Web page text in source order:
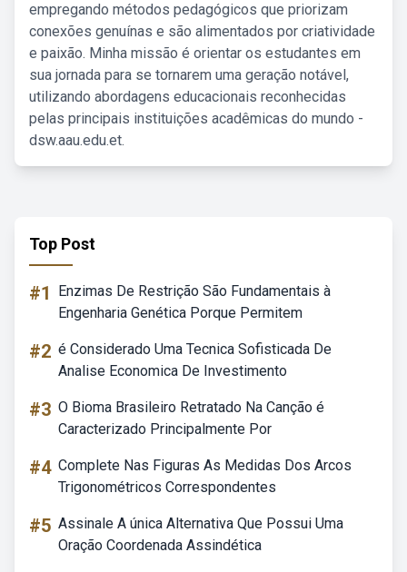
empregando métodos pedagógicos que priorizam
conexões genuínas e são alimentados por criatividade
e paixão. Minha missão é orientar os estudantes em
sua jornada para se tornarem uma geração notável,
utilizando abordagens educacionais reconhecidas
pelas principais instituições acadêmicas do mundo -
dsw.aau.edu.et.
Top Post
#1
Enzimas De Restrição São Fundamentais à
Engenharia Genética Porque Permitem
#2 é Considerado Uma Tecnica Sofisticada De
Analise Economica De Investimento
#3 O Bioma Brasileiro Retratado Na Canção é
Caracterizado Principalmente Por
#4 Complete Nas Figuras As Medidas Dos Arcos
Trigonométricos Correspondentes
#5 Assinale A única Alternativa Que Possui Uma
Oração Coordenada Assindética